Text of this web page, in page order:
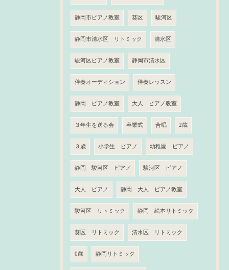
静岡市ピアノ教室 葵区 駿河区
静岡市清水区 リトミック 清水区
駿河区ピアノ教室 静岡市清水区
伴奏オーディション 伴奏レッスン
静岡 ピアノ教室 大人 ピアノ教室
３年生を送る会 卒業式 合唱 2歳
３歳 小学生 ピアノ 幼稚園 ピアノ
静岡 駿河区 ピアノ 駿河区 ピアノ
大人 ピアノ 静岡 大人 ピアノ教室
駿河区 リトミック 静岡 絵本リトミック
葵区 リトミック 清水区 リトミック
0歳 静岡リトミック